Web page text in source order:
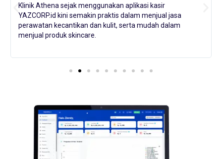
Selama penggunaan, aplikasi kasir YAZCORP.id ini selalu
membantu usaha kami, terutama dalam penjualan grosir
sebagai brand skincare terbesar di Indonesia